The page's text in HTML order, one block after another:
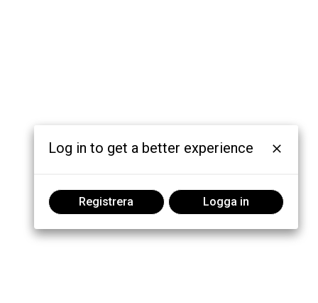
Log in to get a better experience
Registrera Logga in